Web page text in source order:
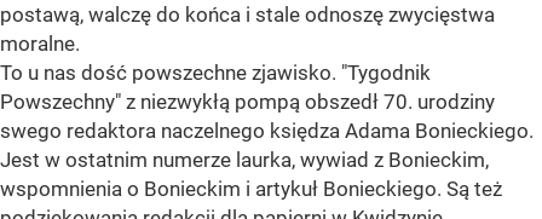
postawą, walczę do końca i stale odnoszę zwycięstwa
moralne.
To u nas dość powszechne zjawisko. "Tygodnik
Powszechny" z niezwykłą pompą obszedł 70. urodziny
swego redaktora naczelnego księdza Adama Bonieckiego.
Jest w ostatnim numerze laurka, wywiad z Bonieckim,
wspomnienia o Bonieckim i artykuł Bonieckiego. Są też